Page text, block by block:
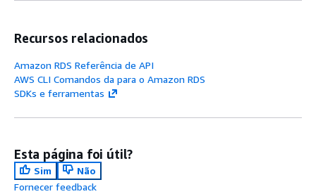
Recursos relacionados
Amazon RDS Referência de API
AWS CLI Comandos da para o Amazon RDS
SDKs e ferramentas
Esta página foi útil?
Sim
Não
Fornecer feedback